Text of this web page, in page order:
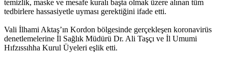
temizlik, maske ve mesafe kuralı başta olmak üzere alınan tüm
tedbirlere hassasiyetle uyması gerektiğini ifade etti.
Vali İlhami Aktaş’ın Kordon bölgesinde gerçekleşen koronavirüs
denetlemelerine İl Sağlık Müdürü Dr. Ali Taşçı ve İl Umumi
Hıfzıssıhha Kurul Üyeleri eşlik etti.